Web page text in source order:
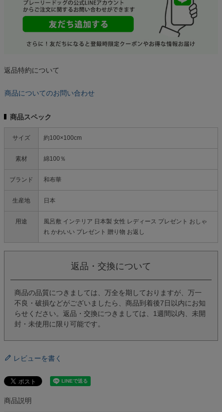
返品特約について
商品についてのお問い合わせ
商品スペック
サイズ 約100×100cm
素材 綿100％
ブランド 和布華
生産地 日本
用途
風呂敷 インテリア 日本製 女性 レディース プレゼント おしゃ
れ かわいい プレゼント 贈り物 お返し
返品・交換について
商品の品質につきましては、万全を期しておりますが、万一
不良・破損などがございましたら、商品到着後7日以内にお知
らせください。返品・交換につきましては、1週間以内、未開
封・未使用に限り可能です。
レビューを書く
商品説明